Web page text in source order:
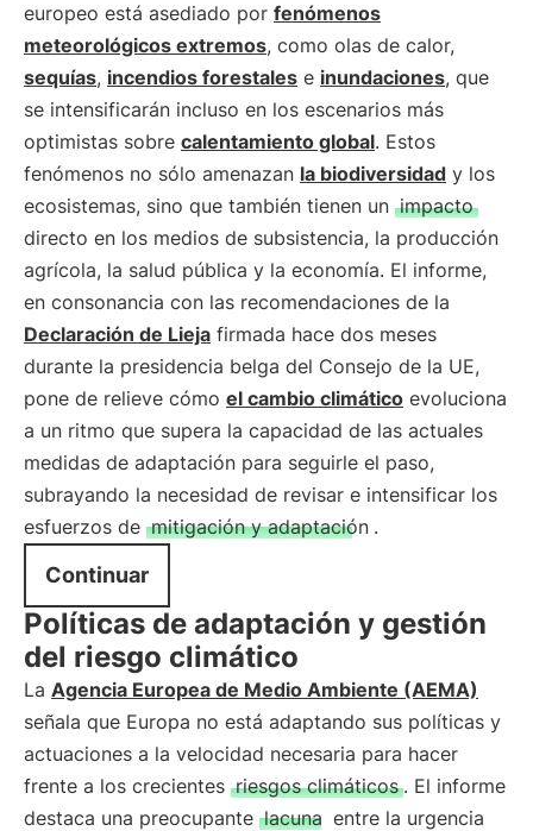
europeo está asediado por fenómenos
meteorológicos extremos, como olas de calor,
sequías, incendios forestales e inundaciones, que
se intensificarán incluso en los escenarios más
optimistas sobre calentamiento global. Estos
fenómenos no sólo amenazan la biodiversidad y los
ecosistemas, sino que también tienen un impacto
directo en los medios de subsistencia, la producción
agrícola, la salud pública y la economía. El informe,
en consonancia con las recomendaciones de la
Declaración de Lieja firmada hace dos meses
durante la presidencia belga del Consejo de la UE,
pone de relieve cómo el cambio climático evoluciona
a un ritmo que supera la capacidad de las actuales
medidas de adaptación para seguirle el paso,
subrayando la necesidad de revisar e intensificar los
esfuerzos de mitigación y adaptación .
Continuar
Políticas de adaptación y gestión
del riesgo climático
La Agencia Europea de Medio Ambiente (AEMA)
señala que Europa no está adaptando sus políticas y
actuaciones a la velocidad necesaria para hacer
frente a los crecientes riesgos climáticos . El informe
destaca una preocupante lacuna entre la urgencia